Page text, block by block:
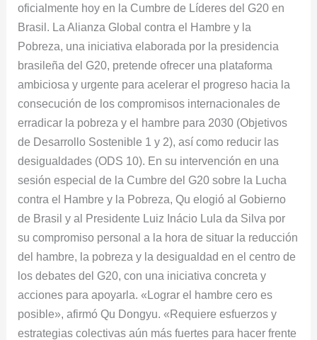
oficialmente hoy en la Cumbre de Líderes del G20 en
Brasil. La Alianza Global contra el Hambre y la
Pobreza, una iniciativa elaborada por la presidencia
brasileña del G20, pretende ofrecer una plataforma
ambiciosa y urgente para acelerar el progreso hacia la
consecución de los compromisos internacionales de
erradicar la pobreza y el hambre para 2030 (Objetivos
de Desarrollo Sostenible 1 y 2), así como reducir las
desigualdades (ODS 10). En su intervención en una
sesión especial de la Cumbre del G20 sobre la Lucha
contra el Hambre y la Pobreza, Qu elogió al Gobierno
de Brasil y al Presidente Luiz Inácio Lula da Silva por
su compromiso personal a la hora de situar la reducción
del hambre, la pobreza y la desigualdad en el centro de
los debates del G20, con una iniciativa concreta y
acciones para apoyarla. «Lograr el hambre cero es
posible», afirmó Qu Dongyu. «Requiere esfuerzos y
estrategias colectivas aún más fuertes para hacer frente
contra
el
Hambre
y
la
Pobreza